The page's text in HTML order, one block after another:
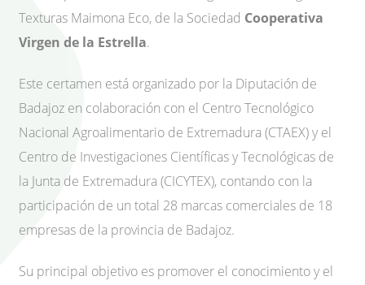
Texturas Maimona Eco, de la Sociedad Cooperativa
Virgen de la Estrella.
Este certamen está organizado por la Diputación de
Badajoz en colaboración con el Centro Tecnológico
Nacional Agroalimentario de Extremadura (CTAEX) y el
Centro de Investigaciones Científicas y Tecnológicas de
la Junta de Extremadura (CICYTEX), contando con la
participación de un total 28 marcas comerciales de 18
empresas de la provincia de Badajoz.
Su principal objetivo es promover el conocimiento y el